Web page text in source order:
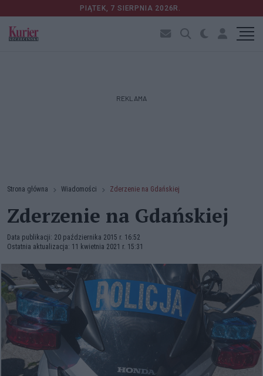
PIĄTEK, 7 SIERPNIA 2026R.
REKLAMA
Strona główna Wiadomości Zderzenie na Gdańskiej
Zderzenie na Gdańskiej
Data publikacji: 20 października 2015 r. 16:52
Ostatnia aktualizacja: 11 kwietnia 2021 r. 15:31